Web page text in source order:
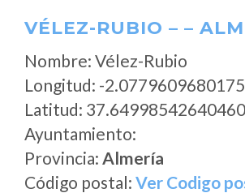
VÉLEZ-RUBIO – –
Nombre: Vélez-Rubio
Longitud: -
Latitud:
Ayuntamiento:
Provincia: Almería
Código postal: Ver Codigo